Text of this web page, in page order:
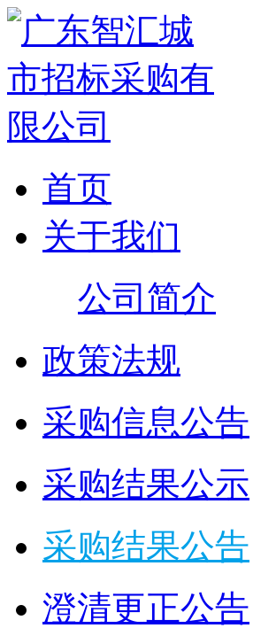
首页
关于我们
公司简介
政策法规
采购信息公告
采购结果公示
采购结果公告
澄清更正公告